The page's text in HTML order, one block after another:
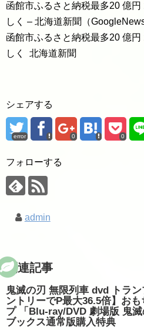
函館市ふるさと納税最多20 億
しく – 北海道新聞（GoogleNews
函館市ふるさと納税最多20 億
しく 北海道新聞
シェアする
error 0 0
フォローする
admin
関連記事
鬼滅の刃 無限列車 dvd トラ
ントリーでP最大36.5倍】お
プ 「Blu-ray/DVD 劇場版 鬼
ブックス通常版購入特典